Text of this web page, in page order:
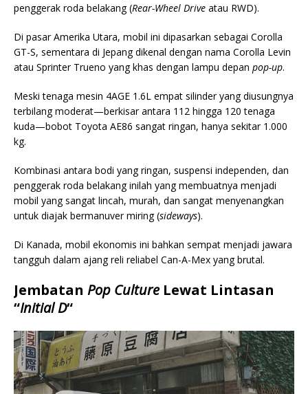
penggerak roda belakang (Rear-Wheel Drive atau RWD).
Di pasar Amerika Utara, mobil ini dipasarkan sebagai Corolla
GT-S, sementara di Jepang dikenal dengan nama Corolla Levin
atau Sprinter Trueno yang khas dengan lampu depan pop-up.
Meski tenaga mesin 4AGE 1.6L empat silinder yang diusungnya
terbilang moderat—berkisar antara 112 hingga 120 tenaga
kuda—bobot Toyota AE86 sangat ringan, hanya sekitar 1.000
kg.
Kombinasi antara bodi yang ringan, suspensi independen, dan
penggerak roda belakang inilah yang membuatnya menjadi
mobil yang sangat lincah, murah, dan sangat menyenangkan
untuk diajak bermanuver miring (sideways).
Di Kanada, mobil ekonomis ini bahkan sempat menjadi jawara
tangguh dalam ajang reli reliabel Can-A-Mex yang brutal.
Jembatan Pop CultureLewat Lintasan
“Initial D“